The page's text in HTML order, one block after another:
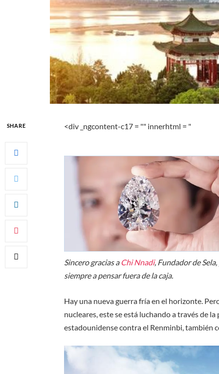
SHARE <div _ngcontent-c17 = "" innerhtml = "
Sincero gracias a Chi Nnadi, Fundador de
siempre a pensar fuera de la caja.
Hay una nueva guerra fría en el horizonte.
nucleares, este se está luchando a través de
estadounidense contra el Renminbi, también